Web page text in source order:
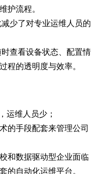
护流程。
少了对专业运维人员的
查看设备状态、配置情
程的透明度与效率。
运维人员少；
的手段配套来管理公司
和数据驱动型企业面临
的自动化运维平台。